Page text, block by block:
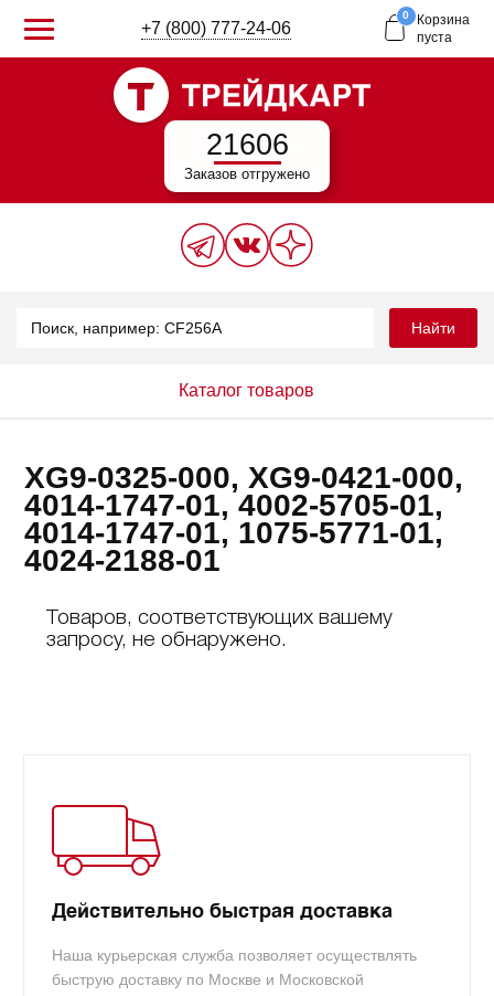
+7 (800) 777-24-06
0
Корзина
пуста
21606
Заказов отгружено
Найти
Каталог товаров
XG9-0325-000, XG9-0421-000,
4014-1747-01, 4002-5705-01,
4014-1747-01, 1075-5771-01,
4024-2188-01
Товаров, соответствующих вашему
запросу, не обнаружено.
Действительно быстрая доставка
Наша курьерская служба позволяет осуществлять
быструю доставку по Москве и Московской